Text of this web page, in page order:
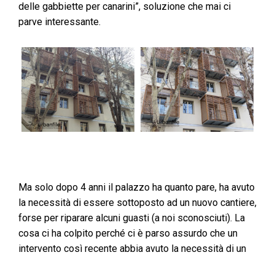
delle gabbiette per canarini”, soluzione che mai ci
parve interessante.
Ma solo dopo 4 anni il palazzo ha quanto pare, ha avuto
la necessità di essere sottoposto ad un nuovo cantiere,
forse per riparare alcuni guasti (a noi sconosciuti). La
cosa ci ha colpito perché ci è parso assurdo che un
intervento così recente abbia avuto la necessità di un